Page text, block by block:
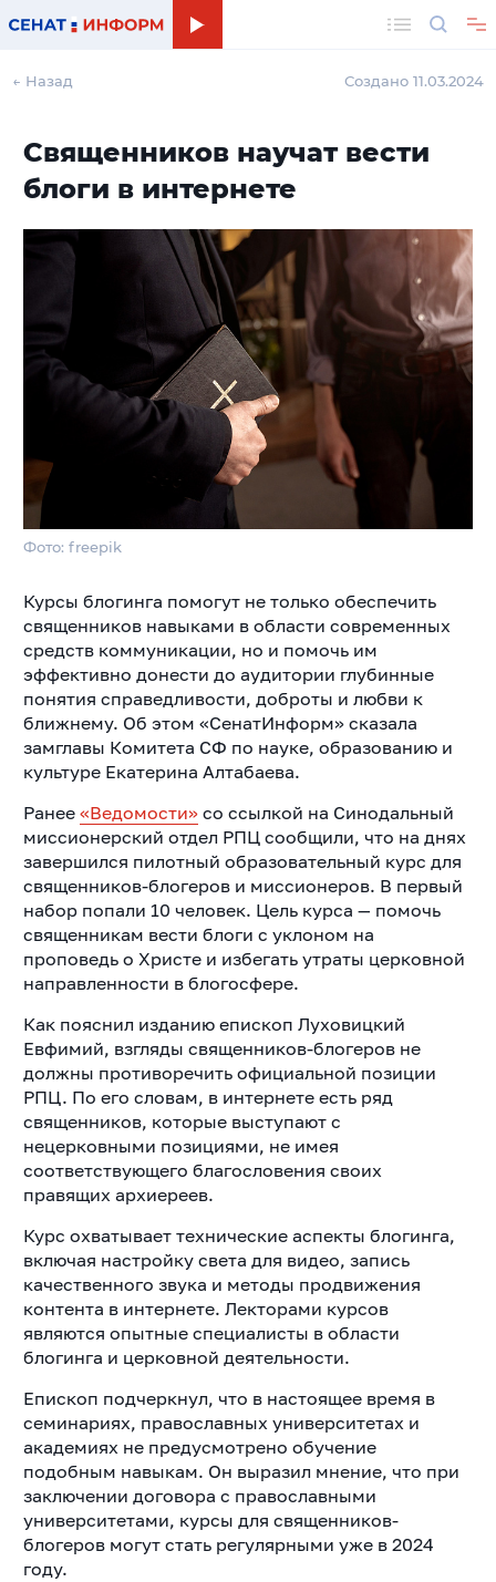
← Назад Создано 11.03.2024
Священников научат вести
блоги в интернете
Фото: freepik
Курсы блогинга помогут не только обеспечить
священников навыками в области современных
средств коммуникации, но и помочь им
эффективно донести до аудитории глубинные
понятия справедливости, доброты и любви к
ближнему. Об этом «СенатИнформ» сказала
замглавы Комитета СФ по науке, образованию и
культуре Екатерина Алтабаева.
Ранее «Ведомости»со ссылкой на Синодальный
миссионерский отдел РПЦ сообщили, что на днях
завершился пилотный образовательный курс для
священников-блогеров и миссионеров. В первый
набор попали 10 человек. Цель курса — помочь
священникам вести блоги с уклоном на
проповедь о Христе и избегать утраты церковной
направленности в блогосфере.
Как пояснил изданию епископ Луховицкий
Евфимий, взгляды священников-блогеров не
должны противоречить официальной позиции
РПЦ. По его словам, в интернете есть ряд
священников, которые выступают с
нецерковными позициями, не имея
соответствующего благословения своих
правящих архиереев.
Курс охватывает технические аспекты блогинга,
включая настройку света для видео, запись
качественного звука и методы продвижения
контента в интернете. Лекторами курсов
являются опытные специалисты в области
блогинга и церковной деятельности.
Епископ подчеркнул, что в настоящее время в
семинариях, православных университетах и
академиях не предусмотрено обучение
подобным навыкам. Он выразил мнение, что при
заключении договора с православными
университетами, курсы для священников-
блогеров могут стать регулярными уже в 2024
году.